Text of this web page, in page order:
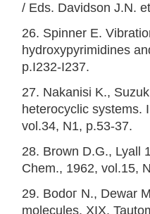
/ Eds. Davidson J.N.
26. Spinner E.
hydroxypyrimidines
p.I232-I237.
27. Nakanisi K.,
heterocyclic systems.
vol.34, N1, p.53-37.
28. Brown D.G., Lyall
Chem., 1962, vol.15,
29. Bodoг N., Dewar
molecules. XIX.